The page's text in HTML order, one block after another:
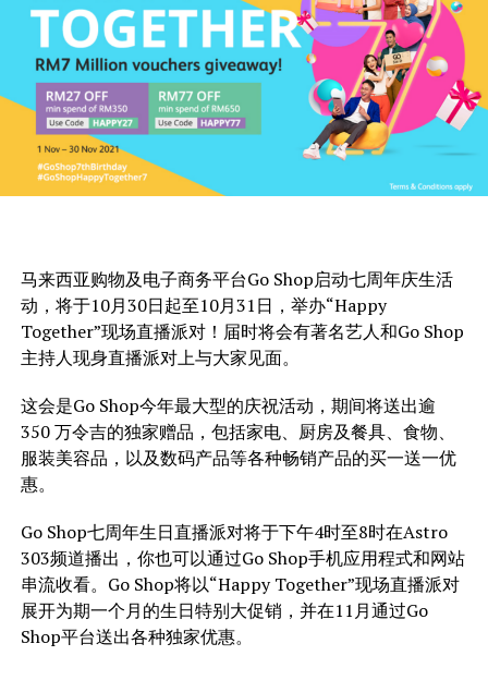
马来西亚购物及电子商务平台Go Shop启动七周年庆生活
动，将于10月30日起至10月31日，举办“Happy
Together”现场直播派对！届时将会有著名艺人和Go Shop
主持人现身直播派对上与大家见面。
这会是Go Shop今年最大型的庆祝活动，期间将送出逾
350 万令吉的独家赠品，包括家电、厨房及餐具、食物、
服装美容品，以及数码产品等各种畅销产品的买一送一优
惠。
Go Shop七周年生日直播派对将于下午4时至8时在Astro
303频道播出，你也可以通过Go Shop手机应用程式和网站
串流收看。Go Shop将以“Happy Together”现场直播派对
展开为期一个月的生日特别大促销，并在11月通过Go
Shop平台送出各种独家优惠。